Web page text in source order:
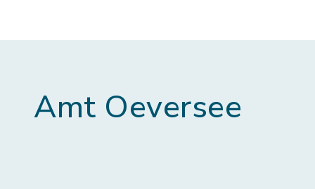
Amt Oeversee